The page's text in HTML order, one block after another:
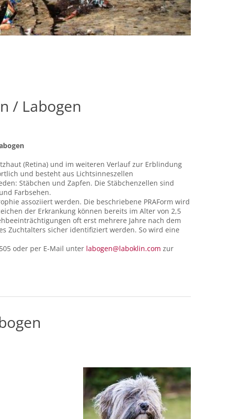
/ Labogen
(Retina) und im weiteren Verlauf zur Erblindung
und besteht aus Lichtsinneszellen
Stäbchen und Zapfen. Die Stäbchenzellen sind
Farbsehen.
assoziiert werden. Die beschriebene PRAForm wird
der Erkrankung können bereits im Alter von 2,5
oft erst mehrere Jahre nach dem
Zuchtalters sicher identifiziert werden. So wird eine
oder per E-Mail unter labogen@laboklin.com zur